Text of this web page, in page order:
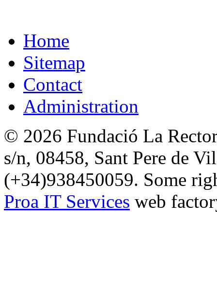
Home
Sitemap
Contact
Administration
© 2026 Fundació La
s/n, 08458, Sant Pere de
(+34)938450059. Some
Proa IT Services web